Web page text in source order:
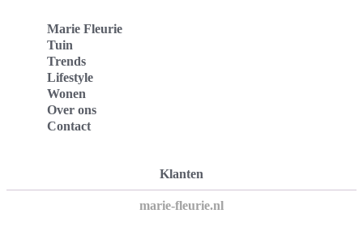
Marie Fleurie
Tuin
Trends
Lifestyle
Wonen
Over ons
Contact
Klanten
marie-fleurie.nl